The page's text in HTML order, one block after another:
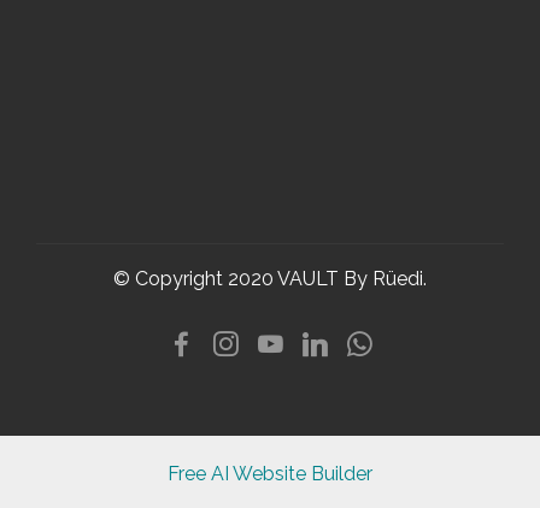
© Copyright 2020 VAULT By Rüedi.
Free AI Website Builder